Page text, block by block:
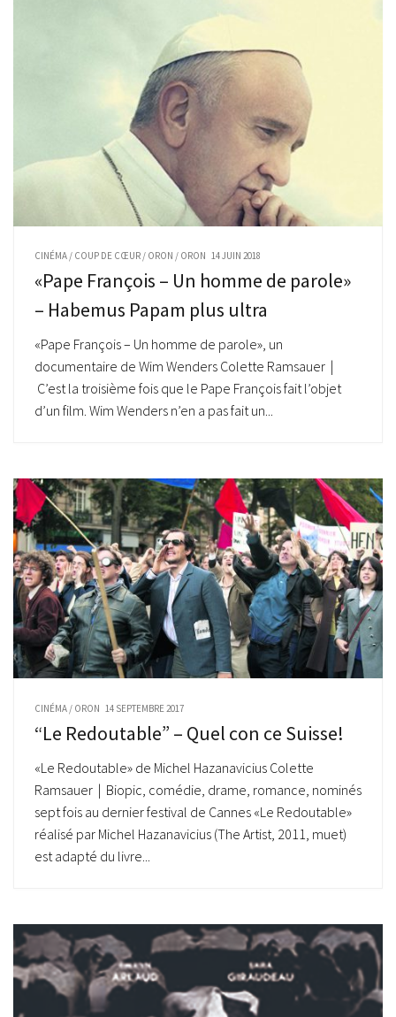
CINÉMA / COUP DE CŒUR / ORON / ORON 14 JUIN 2018
«Pape François – Un homme de parole»
– Habemus Papam plus ultra
«Pape François – Un homme de parole», un
documentaire de Wim Wenders Colette Ramsauer |
C’est la troisième fois que le Pape François fait l’objet
d’un film. Wim Wenders n’en a pas fait un...
CINÉMA / ORON 14 SEPTEMBRE 2017
“Le Redoutable” – Quel con ce Suisse!
«Le Redoutable» de Michel Hazanavicius Colette
Ramsauer | Biopic, comédie, drame, romance, nominés
sept fois au dernier festival de Cannes «Le Redoutable»
réalisé par Michel Hazanavicius (The Artist, 2011, muet)
est adapté du livre...